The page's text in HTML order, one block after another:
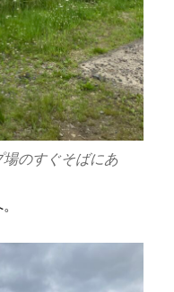
のすぐそばにあ